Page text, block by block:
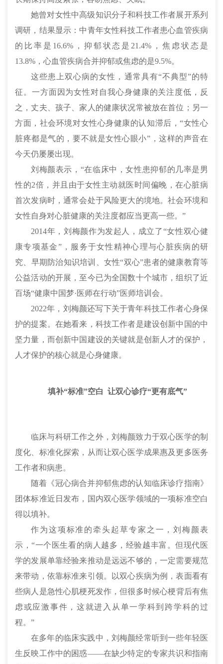
她曾对女性中高级知识分子和科技工作者展开系列
调研，结果显示：中青年女性科技工作者患心血管疾病
的比率是16.6%，抑郁状态是21.4%，焦虑状态是
13.8%，心血管疾病合并抑郁或焦虑的是9.5%。
这些患上双心病的女性，通常具有“不典型”的特
征。一方面因为女性对自我心身健康的关注度低，反
之，丈夫、孩子、家人的健康状况常被放在首位；另一
方面，社会环境对女性心身健康的认知滞后，“女性心
脏疼都是气的，要不就是女性心眼小”，这样的声音在
今天仍屡屡出现。
刘梅颜表示，“在临床中，女性患抑郁的 几率是男
性的2倍，并且由于女性主动就医时间偏晚，在心脏病
首次发病时，通常会处于风险更大的境地。社会环境和
女性自身对心脏健康的关注度都应当更高一些。”
2014年，刘梅颜作为发起人，成立了“女性双心健
康专项基金”，服务于女性精神心理与心脏疾病的研
究、早期防治知识培训、女性“双心”患者的健康教育等
公益活动的开展，至今已为全国数十个城市，组织了近
百场“健康中国梦·医师在行动”医师培训会。
2022年，刘梅颜还写下关于青年科技工作者心身保
护的提案。在她看来，科技工作者是建设创新中国的中
坚力量，而创新中国建设的关键就是创新人才的保护，
人才保护的核心就是心身健康。
填补“标准”空白 让双心诊疗“更有底气”
临床与科研工作之外，刘梅颜致力于双心医学的制
度化、标准化探索，从而让双心医学成果惠及更多医务
工作者和病患。
随着《冠心病合并抑郁焦虑的认知临床诊疗指南》
团体标准近日发布，国内双心医学领域的一项标准空白
得以填补。
作为这项标准的牵头起草专家之一，刘梅颜表
示，“一个医生看的病人越多，经验越丰富。但现代医
学的发展单靠经验来推动是远远不够的，一定需要规范
来带动，依靠标准来引领。以双心疾病为例，表面看有
些病人是急性心肌梗死发作，但很多时候心梗背后有焦
虑或应激事件，这就进入从单一学科到跨学科的过
程。”
在多年的临床实践中，刘梅颜经常听到一些年轻医
生反映工作中的困惑——在缺少特定的专家共识和指南